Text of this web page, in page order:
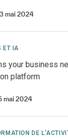
mai 2024
ET IA
your business
platform
mai 2024
DE